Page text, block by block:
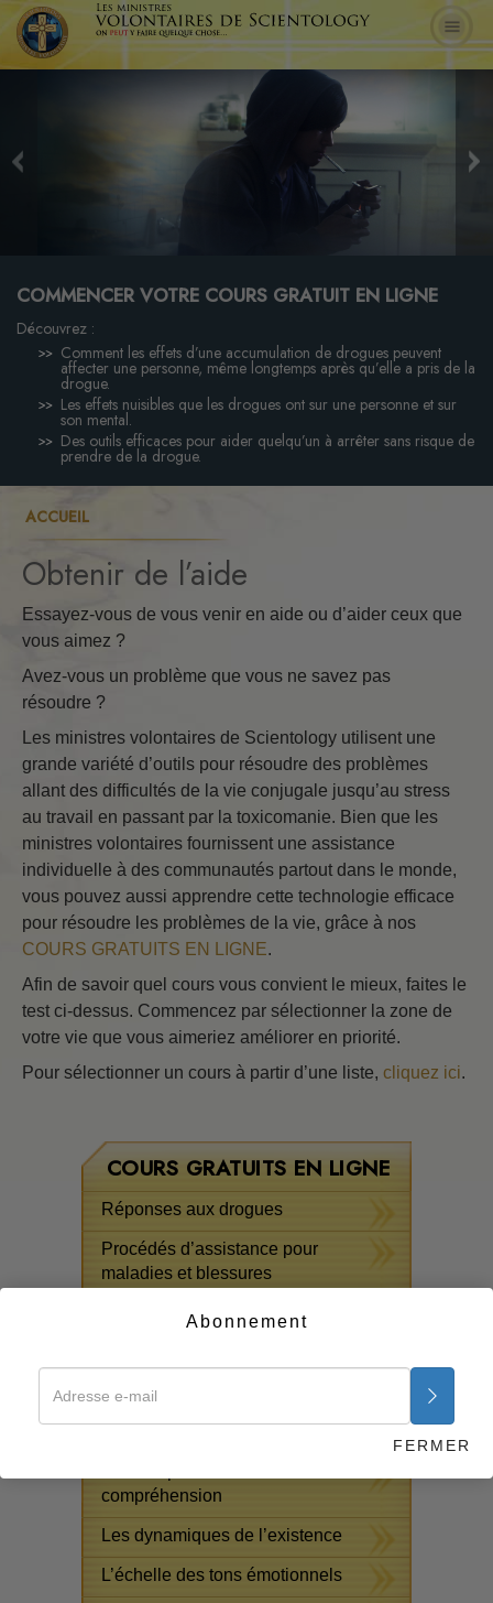
COMMENCER VOTRE COURS GRATUIT EN LIGNE
Découvrez :
Comment les effets d’une accumulation de drogues peuvent
affecter une personne, même longtemps après qu’elle a pris de la
drogue.
Les effets nuisibles que les drogues ont sur une personne et sur
son mental.
Des outils efficaces pour aider quelqu’un à arrêter sans risque de
prendre de la drogue.
ACCUEIL
Obtenir de l’aide
Essayez-vous de vous venir en aide ou d’aider ceux que
vous aimez ?
Avez-vous un problème que vous ne savez pas
résoudre ?
Les ministres volontaires de Scientology utilisent une
grande variété d’outils pour résoudre des problèmes
allant des difficultés de la vie conjugale jusqu’au stress
au travail en passant par la toxicomanie. Bien que les
ministres volontaires fournissent une assistance
individuelle à des communautés partout dans le monde,
vous pouvez aussi apprendre cette technologie efficace
pour résoudre les problèmes de la vie, grâce à nos
COURS GRATUITS EN LIGNE.
Afin de savoir quel cours vous convient le mieux, faites le
test ci-dessus. Commencez par sélectionner la zone de
votre vie que vous aimeriez améliorer en priorité.
Pour sélectionner un cours à partir d’une liste, cliquez ici.
COURS GRATUITS EN LIGNE
Réponses aux drogues
Procédés d’assistance pour
maladies et blessures
Les fondements de l’organisation
Les enfants
compréhension
Les dynamiques de l’existence
L’échelle des tons émotionnels
Abonnement
FERMER